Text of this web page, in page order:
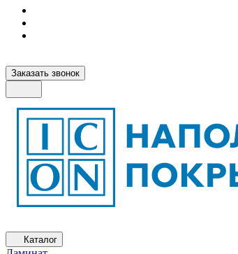
Заказать звонок
Каталог